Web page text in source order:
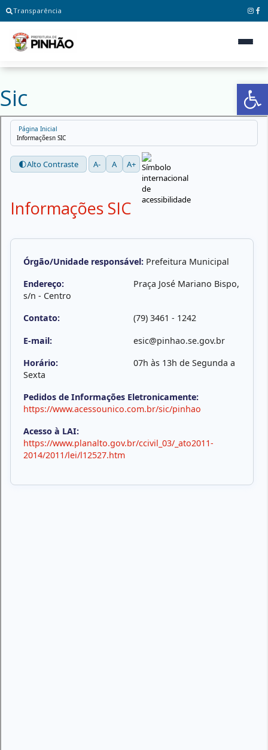
Transparência
Sic